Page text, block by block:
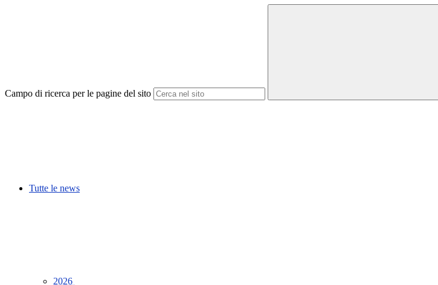
Campo di ricerca per le pagine del sito
Tutte le news
2026